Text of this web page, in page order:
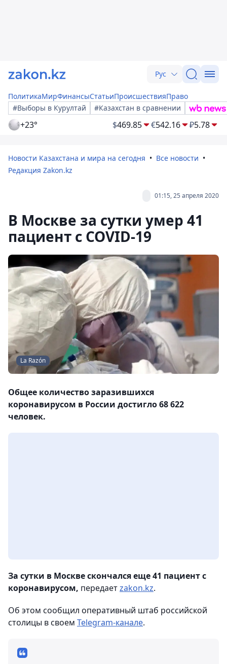
Рус
ПолитикаМирФинансыСтатьиПроисшествияПраво
#Выборы в Курултай
#Казахстан в сравнении
+23° $469.85 €542.16 ₽5.78
Новости Казахстана и мира на сегодня
Все новости
Редакция Zakon.kz
01:15, 25 апреля 2020
В Москве за сутки умер 41
пациент с COVID-19
La Razón
Общее количество заразившихся
коронавирусом в России достигло 68 622
человек.
За сутки в Москве скончался еще 41 пациент с
коронавирусом, передаетzakon.kz.
Об этом сообщил оперативный штаб российской
столицы в своем Telegram-канале.